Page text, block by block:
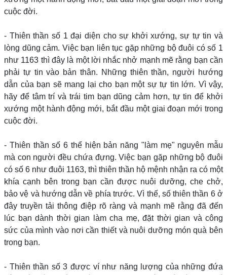
cuộc đời.
- Thiên thần số 1 đại diện cho sự khởi xướng, sự tự tin và
lòng dũng cảm. Việc bạn liên tục gặp những bộ đuôi có số 1
như 1163 thì đây là một lời nhắc nhở mạnh mẽ rằng bạn cần
phải tự tin vào bản thân. Những thiên thần, người hướng
dẫn của bạn sẽ mang lại cho bạn một sự tự tin lớn. Vì vậy,
hãy để tâm trí và trái tim bạn dũng cảm hơn, tự tin để khởi
xướng một hành động mới, bắt đầu một giai đoạn mới trong
cuộc đời.
- Thiên thần số 6 thể hiện bản năng "làm mẹ" nguyên mẫu
mà con người đều chứa đựng. Việc bạn gặp những bộ đuôi
có số 6 như đuôi 1163, thì thiên thần hộ mệnh nhận ra có một
khía cạnh bên trong bạn cần được nuôi dưỡng, che chở,
bảo vệ và hướng dẫn về phía trước. Vì thế, số thiên thần 6 ở
đây truyền tải thông điệp rõ ràng và mạnh mẽ rằng đã đến
lúc bạn dành thời gian làm cha mẹ, đặt thời gian và công
sức của mình vào nơi cần thiết và nuôi dưỡng món quà bên
trong bạn.
- Thiên thần số 3 được ví như năng lượng của những đứa